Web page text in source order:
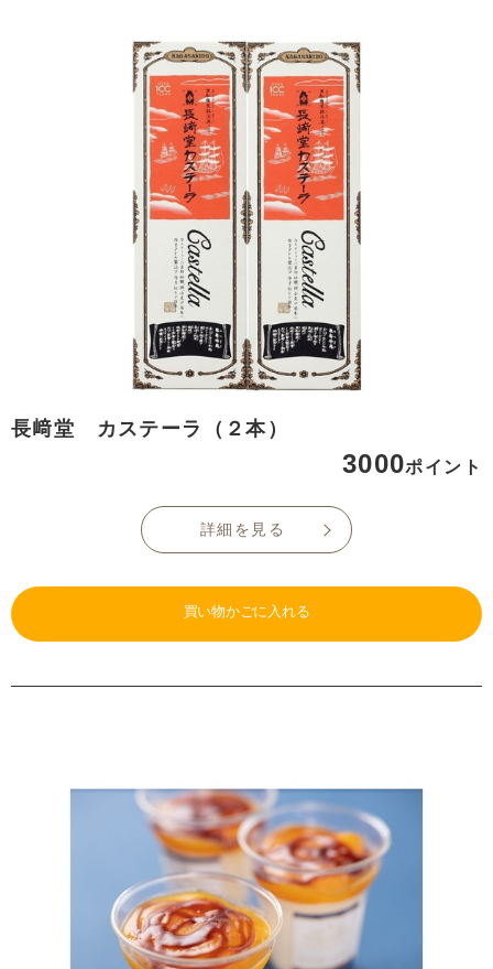
長﨑堂 カステーラ（２本）
3000ポイント
詳細を見る
買い物かごに入れる